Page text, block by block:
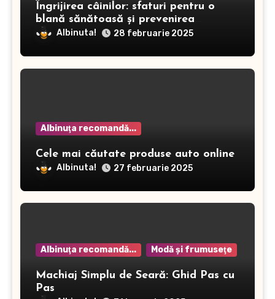
Îngrijirea câinilor: sfaturi pentru o
blană sănătoasă și prevenirea
dermatitei
Albinuta! 28 februarie 2025
Albinuţa recomandă...
Cele mai căutate produse auto online
Albinuta! 27 februarie 2025
Albinuţa recomandă... Modă şi frumuseţe
Machiaj Simplu de Seară: Ghid Pas cu
Pas